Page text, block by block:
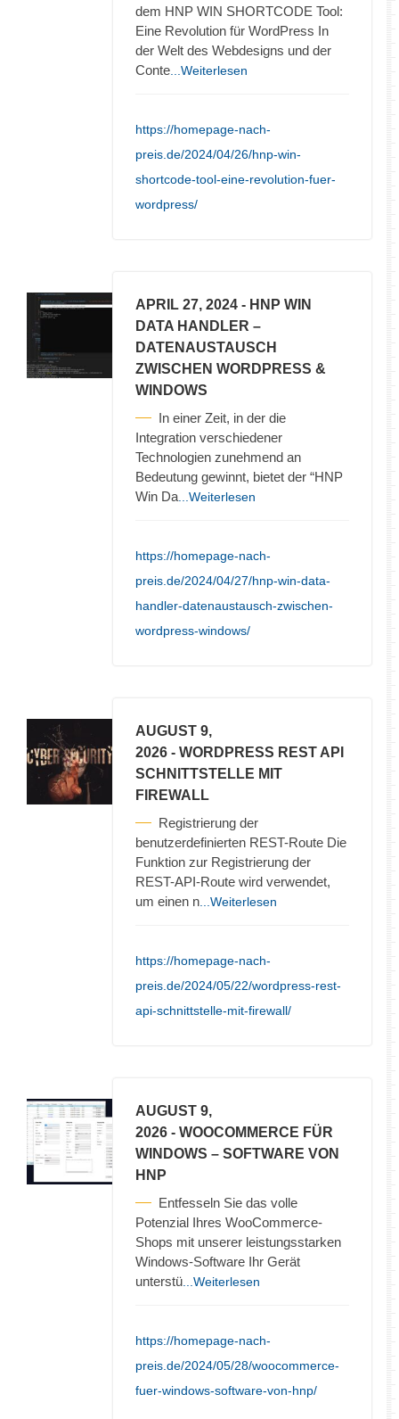
dem HNP WIN SHORTCODE Tool:
Eine Revolution für WordPress In
der Welt des Webdesigns und der
Conte ...Weiterlesen
https://homepage-nach-
preis.de/2024/04/26/hnp-win-
shortcode-tool-eine-revolution-fuer-
wordpress/
APRIL 27, 2024 - HNP WIN
DATA HANDLER –
DATENAUSTAUSCH
ZWISCHEN WORDPRESS &
WINDOWS
In einer Zeit, in der die
Integration verschiedener
Technologien zunehmend an
Bedeutung gewinnt, bietet der “HNP
Win Da ...Weiterlesen
https://homepage-nach-
preis.de/2024/04/27/hnp-win-data-
handler-datenaustausch-zwischen-
wordpress-windows/
AUGUST 9,
2026 - WORDPRESS REST API
SCHNITTSTELLE MIT
FIREWALL
Registrierung der
benutzerdefinierten REST-Route Die
Funktion zur Registrierung der
REST-API-Route wird verwendet,
um einen n ...Weiterlesen
https://homepage-nach-
preis.de/2024/05/22/wordpress-rest-
api-schnittstelle-mit-firewall/
AUGUST 9,
2026 - WOOCOMMERCE FÜR
WINDOWS – SOFTWARE VON
HNP
Entfesseln Sie das volle
Potenzial Ihres WooCommerce-
Shops mit unserer leistungsstarken
Windows-Software Ihr Gerät
unterstü ...Weiterlesen
https://homepage-nach-
preis.de/2024/05/28/woocommerce-
fuer-windows-software-von-hnp/